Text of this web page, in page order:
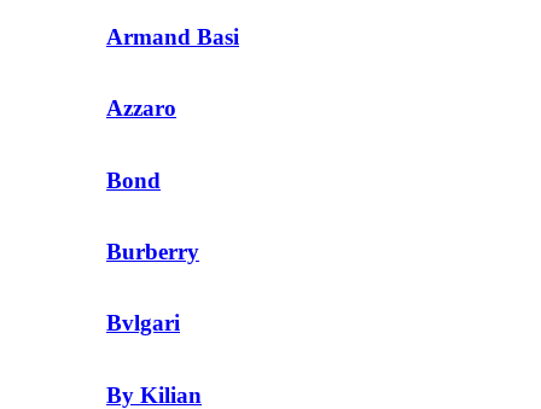
Armand Basi
Azzaro
Bond
Burberry
Bvlgari
By Kilian